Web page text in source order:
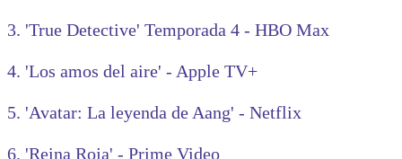
3. 'True Detective' Temporada 4 - HBO Max
4. 'Los amos del aire' - Apple TV+
5. 'Avatar: La leyenda de Aang' - Netflix
6. 'Reina Roja' - Prime Video